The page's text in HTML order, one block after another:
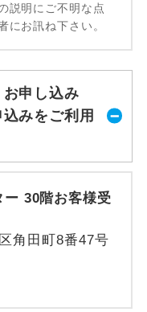
説明にご不明な点
にお訊ね下さい。
申し込み
みをご利用
30階お客様受
角田町8番47号